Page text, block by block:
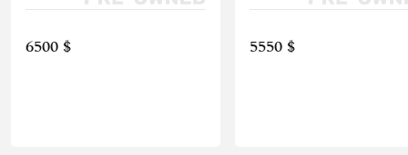
6500 $ 5550 $